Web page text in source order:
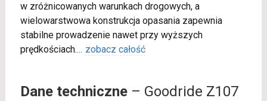
w zróżnicowanych warunkach drogowych, a
wielowarstwowa konstrukcja opasania zapewnia
stabilne prowadzenie nawet przy wyższych
prędkościach.... zobacz całość
Dane techniczne– Goodride Z107